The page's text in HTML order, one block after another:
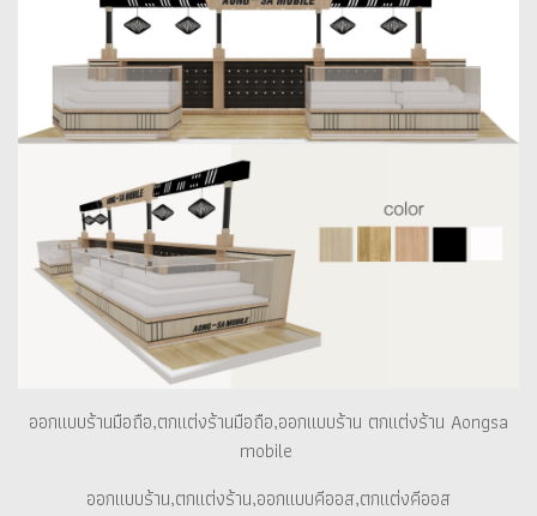
ออกแบบร้านมือถือ,ตกแต่งร้านมือถือ,ออกแบบร้าน ตกแต่งร้าน Aongsa
mobile
ออกแบบร้าน,ตกแต่งร้าน,ออกแบบคีออส,ตกแต่งคีออส